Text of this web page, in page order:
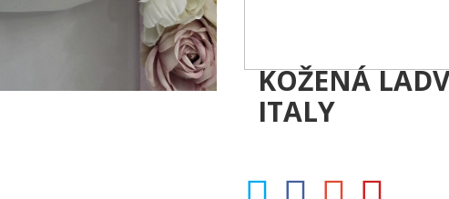
KOŽENÁ
ITALY